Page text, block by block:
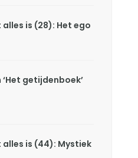
is (28): Het ego
‘Het getijdenboek’
is (44): Mystiek